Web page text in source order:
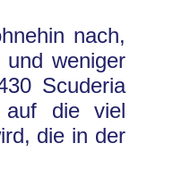
nach,
weniger
Scuderia
die viel
die in der